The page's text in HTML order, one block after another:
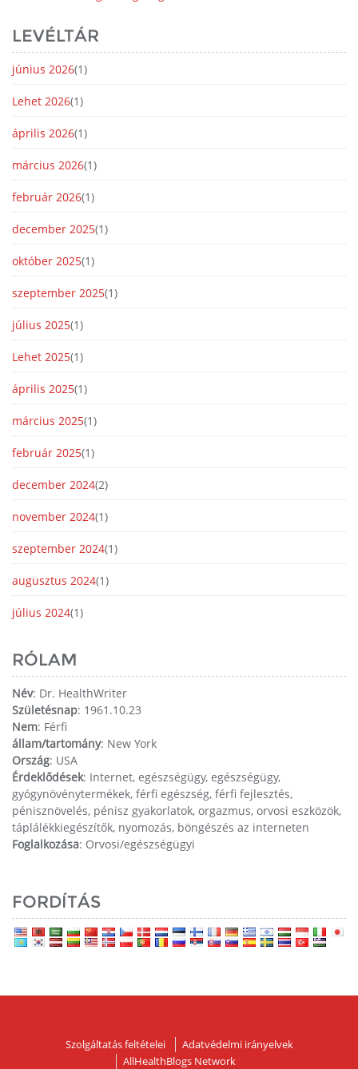
LEVÉLTÁR
június 2026(1)
Lehet 2026(1)
április 2026(1)
március 2026(1)
február 2026(1)
december 2025(1)
október 2025(1)
szeptember 2025(1)
július 2025(1)
Lehet 2025(1)
április 2025(1)
március 2025(1)
február 2025(1)
december 2024(2)
november 2024(1)
szeptember 2024(1)
augusztus 2024(1)
július 2024(1)
RÓLAM
Név: Dr. HealthWriter
Születésnap: 1961.10.23
Nem: Férfi
állam/tartomány: New York
Ország: USA
Érdeklődések: Internet, egészségügy, egészségügy,
gyógynövénytermékek, férfi egészség, férfi fejlesztés,
pénisznövelés, pénisz gyakorlatok, orgazmus, orvosi eszközök,
táplálékkiegészítők, nyomozás, böngészés az interneten
Foglalkozása: Orvosi/egészségügyi
FORDÍTÁS
Szolgáltatás feltételei
Adatvédelmi irányelvek
AllHealthBlogs Network